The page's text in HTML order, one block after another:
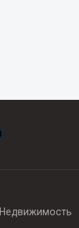
Недвижимость